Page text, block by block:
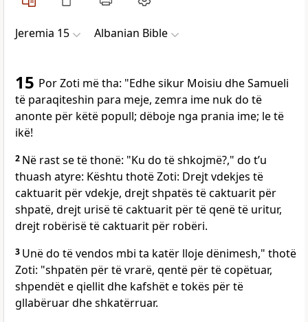
Jeremia 15 Albanian Bible
15 Por Zoti më tha: "Edhe sikur Moisiu dhe Samueli
të paraqiteshin para meje, zemra ime nuk do të
anonte për këtë popull; dëboje nga prania ime; le të
ikë!
2 Në rast se të thonë: "Ku do të shkojmë?," do t’u
thuash atyre: Kështu thotë Zoti: Drejt vdekjes të
caktuarit për vdekje, drejt shpatës të caktuarit për
shpatë, drejt urisë të caktuarit për të qenë të uritur,
drejt robërisë të caktuarit për robëri.
3 Unë do të vendos mbi ta katër lloje dënimesh," thotë
Zoti: "shpatën për të vrarë, qentë për të copëtuar,
shpendët e qiellit dhe kafshët e tokës për të
gllabëruar dhe shkatërruar.